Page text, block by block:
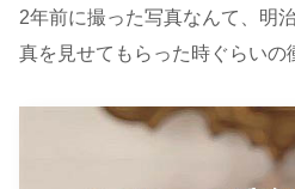
2年前に撮った写真なんて、明
真を見せてもらった時ぐらいの